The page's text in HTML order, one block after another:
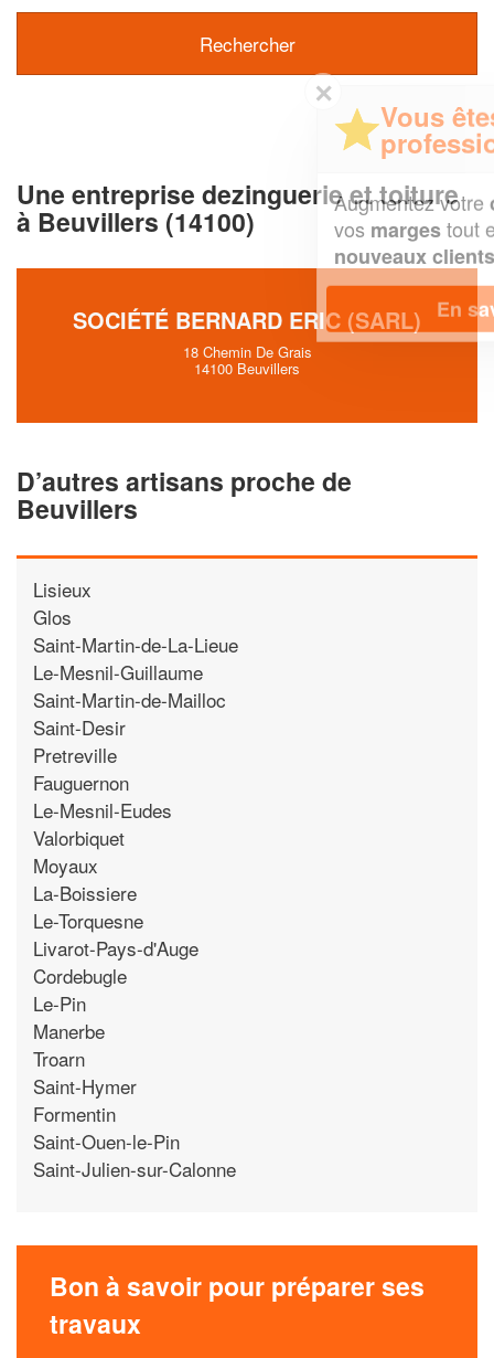
Une entreprise dezinguerie et toiture
à Beuvillers (14100)
SOCIÉTÉ BERNARD ERIC (SARL)
18 Chemin De Grais
14100 Beuvillers
D’autres artisans proche de
Beuvillers
Lisieux
Glos
Saint-Martin-de-La-Lieue
Le-Mesnil-Guillaume
Saint-Martin-de-Mailloc
Saint-Desir
Pretreville
Fauguernon
Le-Mesnil-Eudes
Valorbiquet
Moyaux
La-Boissiere
Le-Torquesne
Livarot-Pays-d'Auge
Cordebugle
Le-Pin
Manerbe
Troarn
Saint-Hymer
Formentin
Saint-Ouen-le-Pin
Saint-Julien-sur-Calonne
Bon à savoir pour préparer ses
travaux
Vous êtes un
professionnel ?
Augmentez votrechiffre d'affaireset
vosmargestout en gagnant de
En savoir plus